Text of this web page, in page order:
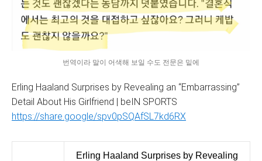
번역이라 말이 어색해 보일 수도 전문은 밑에
Erling Haaland Surprises by Revealing an “Embarrassing”
Detail About His Girlfriend | beIN SPORTS
https://share.google/spv0pSQAfSL7kd6RX
Erling Haaland Surprises by Revealing